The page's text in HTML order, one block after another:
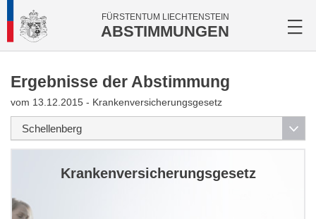
FÜRSTENTUM LIECHTENSTEIN
ABSTIMMUNGEN
Ergebnisse der Abstimmung
vom 13.12.2015 - Krankenversicherungsgesetz
Krankenversicherungsgesetz